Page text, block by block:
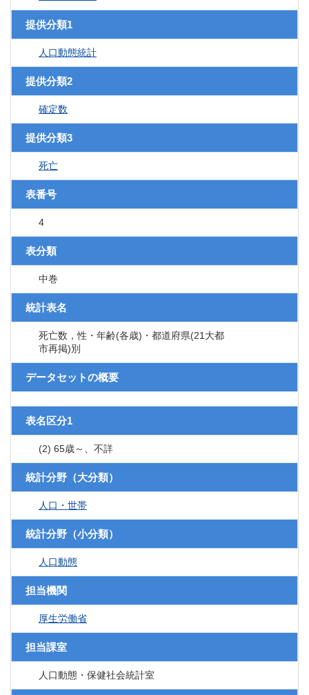
提供分類1
人口動態統計
提供分類2
確定数
提供分類3
死亡
表番号
4
表分類
中巻
統計表名
死亡数，性・年齢(各歳)・都道府県(21大都
市再掲)別
データセットの概要
表名区分1
(2) 65歳～、不詳
統計分野（大分類）
人口・世帯
統計分野（小分類）
人口動態
担当機関
厚生労働省
担当課室
人口動態・保健社会統計室